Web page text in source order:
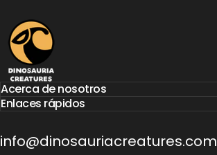
Dinosauria Creatures
Acerca de nosotros
Enlaces rápidos
info@dinosauriacreatures.com